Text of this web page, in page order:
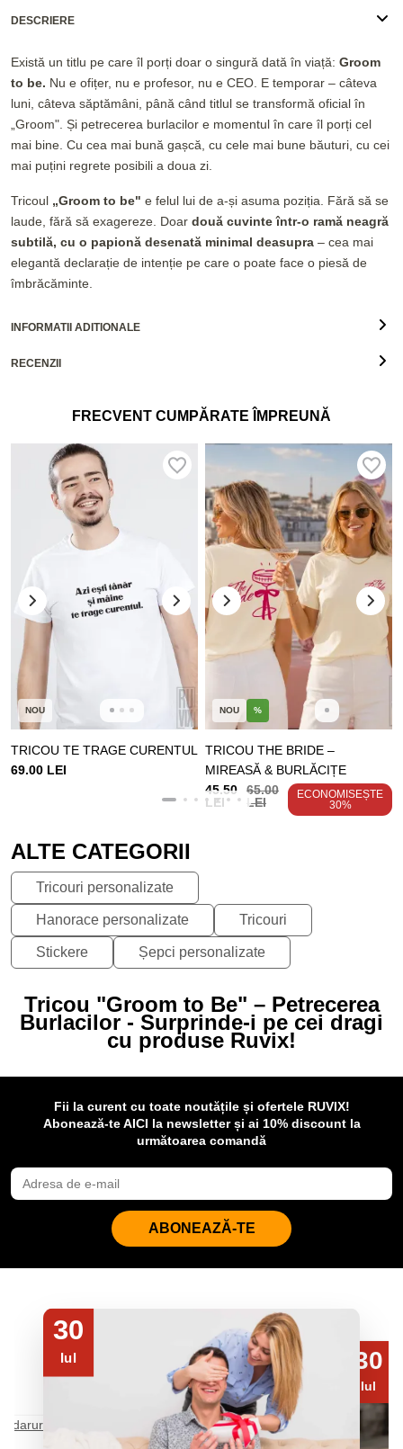
DESCRIERE
Există un titlu pe care îl porți doar o singură dată în viață: Groom
to be. Nu e ofițer, nu e profesor, nu e CEO. E temporar – câteva
luni, câteva săptămâni, până când titlul se transformă oficial în
„Groom". Și petrecerea burlacilor e momentul în care îl porți cel
mai bine. Cu cea mai bună gașcă, cu cele mai bune băuturi, cu cei
mai puțini regrete posibili a doua zi.
Tricoul „Groom to be" e felul lui de a-și asuma poziția. Fără să se
laude, fără să exagereze. Doar două cuvinte într-o ramă neagră
subtilă, cu o papionă desenată minimal deasupra – cea mai
elegantă declarație de intenție pe care o poate face o piesă de
îmbrăcăminte.
INFORMATII ADITIONALE
RECENZII
FRECVENT CUMPĂRATE ÎMPREUNĂ
NOU
TRICOU TE TRAGE CURENTUL
69.00 LEI
NOU %
TRICOU THE BRIDE –
MIREASĂ & BURLĂCIȚE
45.50
LEI
65.00
LEI
ECONOMISEȘTE
30%
ALTE CATEGORII
Tricouri personalizate
Hanorace personalizate Tricouri
Stickere Șepci personalizate
Tricou "Groom to Be" – Petrecerea
Burlacilor - Surprinde-i pe cei dragi
cu produse Ruvix!
Fii la curent cu toate noutățile și ofertele RUVIX!
Abonează-te AICI la newsletter și ai 10% discount la
următoarea comandă
ABONEAZĂ-TE
30
Iul 30
Iul